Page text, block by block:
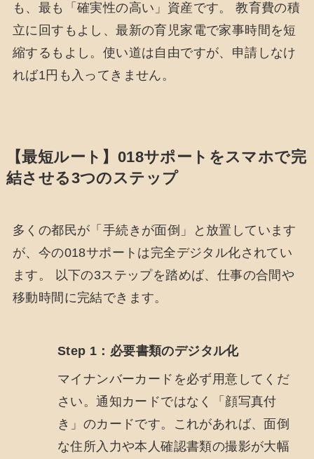
も、最も「確実性の高い」資産です。 教育費の積
立に回すもよし、最新の育児家電で家事時間を短
縮するもよし。使い道は自由ですが、申請しなけ
れば1円も入ってきません。
【最短ルート】018サポートをスマホで完
結させる3つのステップ
多くの都民が「手続きが面倒」と放置しています
が、今の018サポートは完全デジタル化されてい
ます。 以下の3ステップを踏めば、仕事の合間や
移動時間に完結できます。
Step 1：必要書類のデジタル化
マイナンバーカードを必ず用意してくだ
さい。通知カードではなく「顔写真付
き」のカードです。これがあれば、面倒
な住所入力や本人確認書類の撮影が大幅